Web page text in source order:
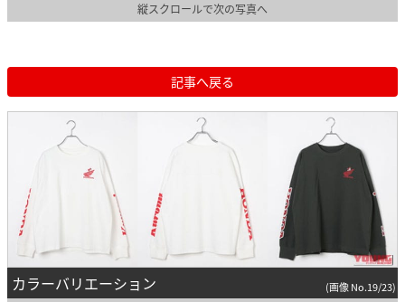
縦スクロールで次の写真へ
記事へ戻る
カラーバリエーション (画像 No.19/23)